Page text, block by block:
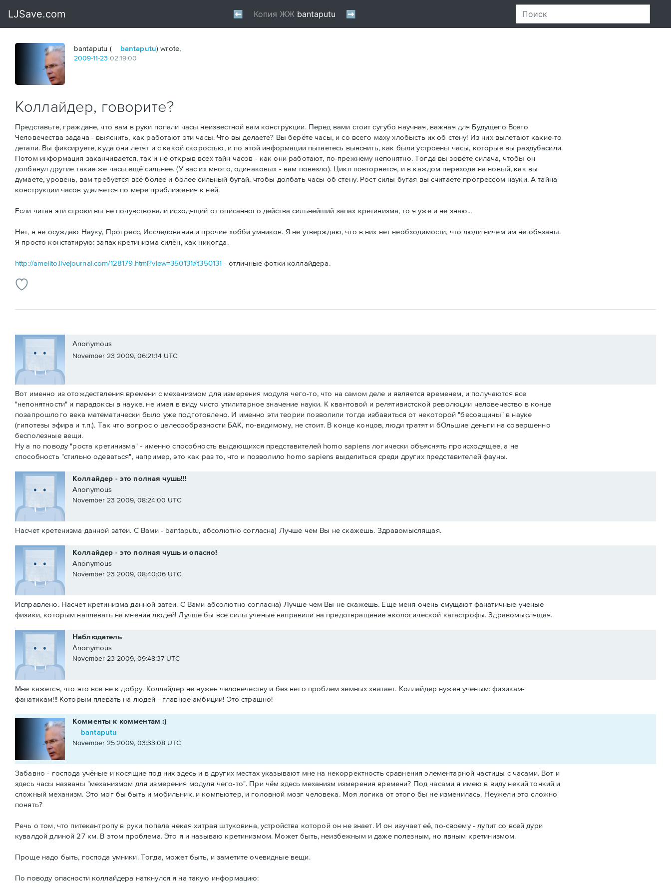
bantaputu ( bantaputu) wrote,
2009-11-23 02:19:00
Коллайдер, говорите?
Представьте, граждане, что вам в руки попали часы неизвестной вам конструкции. Перед вами стоит сугубо научная, важная для Будущего Всего
Человечества задача - выяснить, как работают эти часы. Что вы делаете? Вы берёте часы, и со всего маху хлобысть их об стену! Из них вылетают какие-то
детали. Вы фиксируете, куда они летят и с какой скоростью, и по этой информации пытаетесь выяснить, как были устроены часы, которые вы раздубасили.
Потом информация заканчивается, так и не открыв всех тайн часов - как они работают, по-прежнему непонятно. Тогда вы зовёте силача, чтобы он
долбанул другие такие же часы ещё сильнее. (У вас их много, одинаковых - вам повезло). Цикл повторяется, и в каждом переходе на новый, как вы
думаете, уровень, вам требуется всё более и более сильный бугай, чтобы долбать часы об стену. Рост силы бугая вы считаете прогрессом науки. А тайна
конструкции часов удаляется по мере приближения к ней.
Если читая эти строки вы не почувствовали исходящий от описанного действа сильнейший запах кретинизма, то я уже и не знаю...
Нет, я не осуждаю Науку, Прогресс, Исследования и прочие хобби умников. Я не утверждаю, что в них нет необходимости, что люди ничем им не обязаны.
Я просто констатирую: запах кретинизма силён, как никогда.
http://amelito.livejournal.com/128179.html?view=350131#t350131 - отличные фотки коллайдера.
Anonymous
November 23 2009, 06:21:14 UTC
Вот именно из отождествления времени с механизмом для измерения модуля чего-то, что на самом деле и является временем, и получаются все
"непонятности" и парадоксы в науке, не имея в виду чисто утилитарное значение науки. К квантовой и релятивистской революции человечество в конце
позапрошлого века математически было уже подготовлено. И именно эти теории позволили тогда избавиться от некоторой "бесовщины" в науке
(гипотезы эфира и т.п.). Так что вопрос о целесообразности БАК, по-видимому, не стоит. В конце концов, люди тратят и бОльшие деньги на совершенно
бесполезные вещи.
Ну а по поводу "роста кретинизма" - именно способность выдающихся представителей homo sapiens логически объяснять происходящее, а не
способность "стильно одеваться", например, это как раз то, что и позволило homo sapiens выделиться среди других представителей фауны.
Коллайдер - это полная чушь!!!
Anonymous
November 23 2009, 08:24:00 UTC
Насчет кретенизма данной затеи. С Вами - bantaputu, абсолютно согласна) Лучше чем Вы не скажешь. Здравомыслящая.
Коллайдер - это полная чушь и опасно!
Anonymous
November 23 2009, 08:40:06 UTC
Исправлено. Насчет кретинизма данной затеи. С Вами абсолютно согласна) Лучше чем Вы не скажешь. Еще меня очень смущают фанатичные ученые
физики, которым наплевать на мнения людей! Лучше бы все силы ученые направили на предотвращение экологической катастрофы. Здравомыслящая.
Наблюдатель
Anonymous
November 23 2009, 09:48:37 UTC
Мне кажется, что это все не к добру. Коллайдер не нужен человечеству и без него проблем земных хватает. Коллайдер нужен ученым: физикам-
фанатикам!!! Которым плевать на людей - главное амбиции! Это страшно!
Комменты к комментам :)
bantaputu
November 25 2009, 03:33:08 UTC
Забавно - господа учёные и косящие под них здесь и в других местах указывают мне на некорректность сравнения элементарной частицы с часами. Вот и
здесь часы названы "механизмом для измерения модуля чего-то". При чём здесь механизм измерения времени? Под часами я имею в виду некий тонкий и
сложный механизм. Это мог бы быть и мобильник, и компьютер, и головной мозг человека. Моя логика от этого бы не изменилась. Неужели это сложно
понять?
Речь о том, что питекантропу в руки попала некая хитрая штуковина, устройства которой он не знает. И он изучает её, по-своему - лупит со всей дури
кувалдой длиной 27 км. В этом проблема. Это я и называю кретинизмом. Может быть, неизбежным и даже полезным, но явным кретинизмом.
Проще надо быть, господа умники. Тогда, может быть, и заметите очевидные вещи.
По поводу опасности коллайдера наткнулся я на такую информацию: